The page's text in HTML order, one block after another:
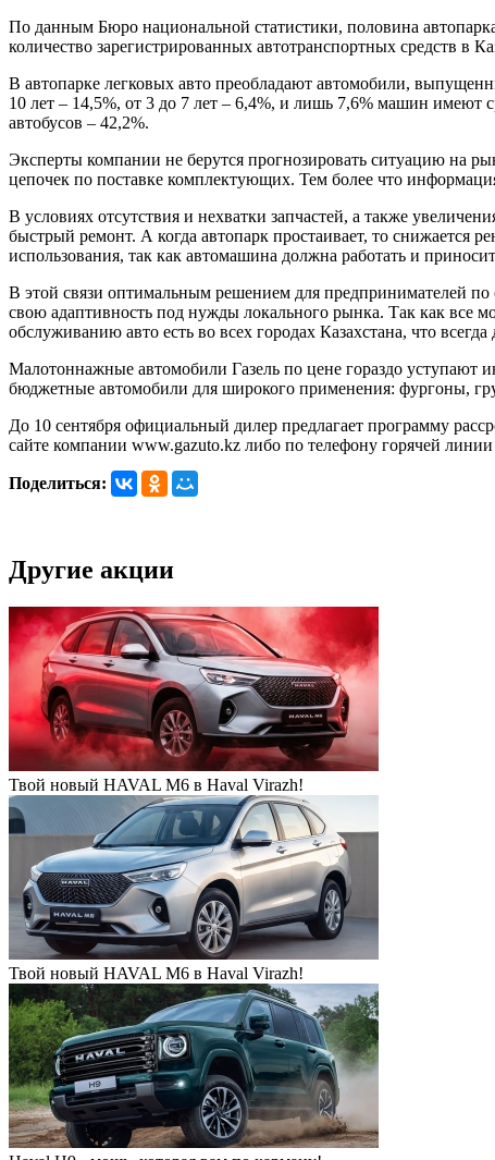
По данным Бюро национальной статистики, половина
количество зарегистрированных автотранспортных средств в
В автопарке легковых авто преобладают автомобили,
10 лет – 14,5%, от 3 до 7 лет – 6,4%, и лишь 7,6% машин имеют
автобусов – 42,2%.
Эксперты компании не берутся прогнозировать ситуацию на
цепочек по поставке комплектующих. Тем более что
В условиях отсутствия и нехватки запчастей, а также
быстрый ремонт. А когда автопарк простаивает, то снижается
использования, так как автомашина должна работать и
В этой связи оптимальным решением для предпринимателей
свою адаптивность под нужды локального рынка. Так как все
обслуживанию авто есть во всех городах Казахстана, что
Малотоннажные автомобили Газель по цене гораздо уступают
бюджетные автомобили для широкого применения: фургоны,
До 10 сентября официальный дилер предлагает программу
сайте компании www.gazuto.kz либо по телефону горячей
Поделиться:
Другие акции
Твой новый HAVAL M6 в Haval Virazh!
Твой новый HAVAL M6 в Haval Virazh!